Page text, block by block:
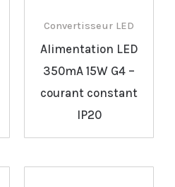
Convertisseur LED
Alimentation LED
350mA 15W G4 –
courant constant
IP20